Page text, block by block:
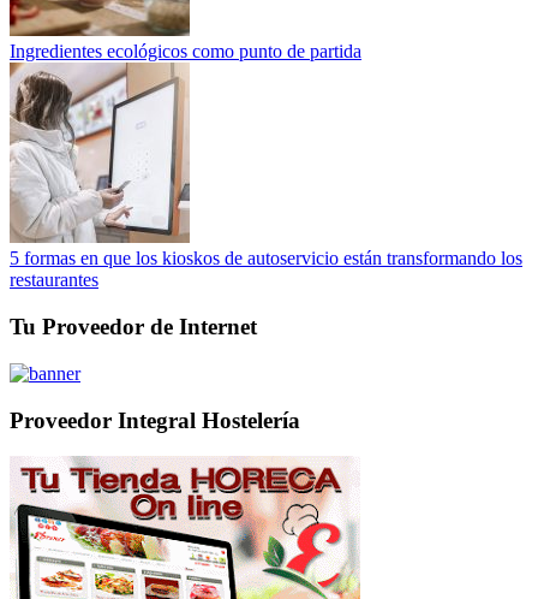
Ingredientes ecológicos como punto de partida
5 formas en que los kioskos de autoservicio están transformando los
restaurantes
Tu Proveedor de Internet
Proveedor Integral Hostelería